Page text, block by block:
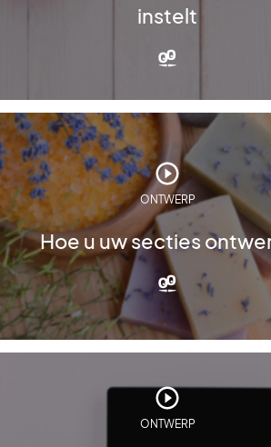
instelt
ONTWERP
Hoe u uw secties
ONTWERP